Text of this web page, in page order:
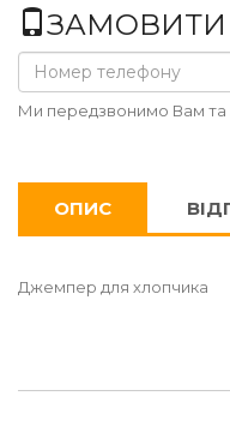
ЗАМОВИТИ
Ми передзвонимо Вам та
ОПИС
Джемпер для хлопчика